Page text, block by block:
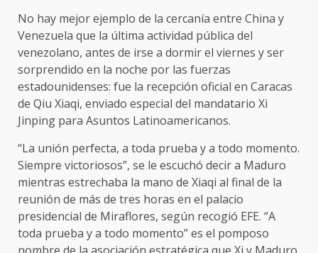
No hay mejor ejemplo de la cercanía entre China y
Venezuela que la última actividad pública del
venezolano, antes de irse a dormir el viernes y ser
sorprendido en la noche por las fuerzas
estadounidenses: fue la recepción oficial en Caracas
de Qiu Xiaqi, enviado especial del mandatario Xi
Jinping para Asuntos Latinoamericanos.
“La unión perfecta, a toda prueba y a todo momento.
Siempre victoriosos”, se le escuchó decir a Maduro
mientras estrechaba la mano de Xiaqi al final de la
reunión de más de tres horas en el palacio
presidencial de Miraflores, según recogió EFE. “A
toda prueba y a todo momento” es el pomposo